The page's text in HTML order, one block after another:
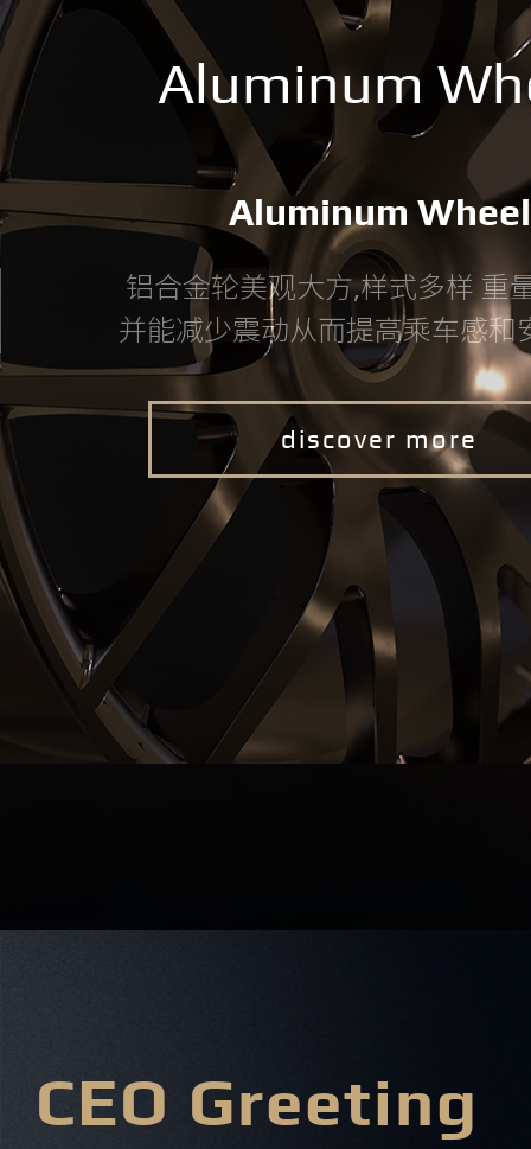
Aluminum
Aluminum Wheel
铝合金轮美观大方,样式多样 重
并能减少震动从而提高乘车感和
discover more
CEO Greeting